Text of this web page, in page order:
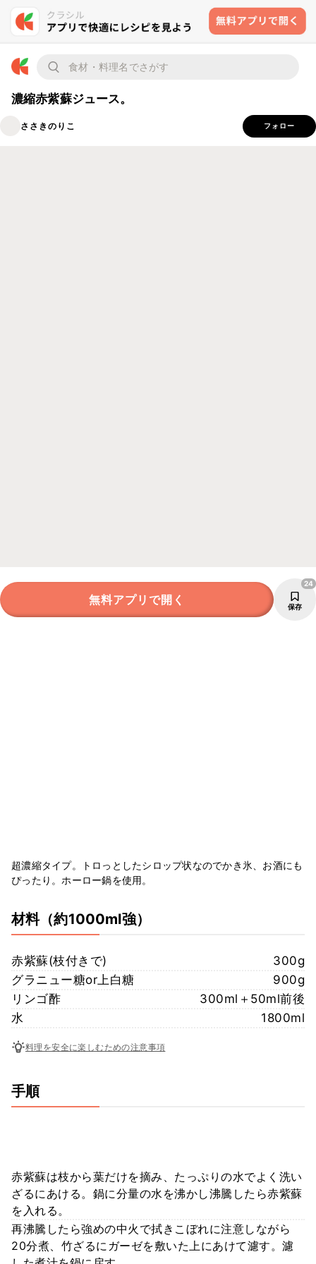
濃縮赤紫蘇ジュース。
ささきのりこ フォロー
無料アプリで開く 保存
24
超濃縮タイプ。トロっとしたシロップ状なのでかき氷、お酒にも
ぴったり。ホーロー鍋を使用。
材料（約1000ml強）
赤紫蘇(枝付きで)
300g
グラニュー糖or上白糖
900g
リンゴ酢
300ml＋50ml前後
水
1800ml
料理を安全に楽しむための注意事項
手順
赤紫蘇は枝から葉だけを摘み、たっぷりの水でよく洗い
ざるにあける。鍋に分量の水を沸かし沸騰したら赤紫蘇
を入れる。
再沸騰したら強めの中火で拭きこぼれに注意しながら
20分煮、竹ざるにガーゼを敷いた上にあけて濾す。濾